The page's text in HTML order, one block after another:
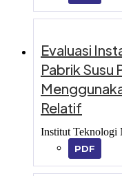
Evaluasi
Pabrik Susu
Relatif
Institut Teknologi
PDF